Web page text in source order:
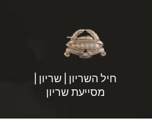
חיל השריון | שריון |
מסייעת שריון